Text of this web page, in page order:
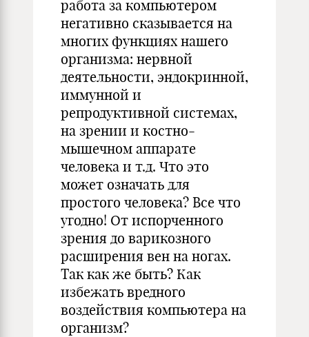
работа за компьютером
негативно сказывается на
многих функциях нашего
организма: нервной
деятельности, эндокринной,
иммунной и
репродуктивной системах,
на зрении и костно-
мышечном аппарате
человека и т.д. Что это
может означать для
простого человека? Все что
угодно! От испорченного
зрения до варикозного
расширения вен на ногах.
Так как же быть? Как
избежать вредного
воздействия компьютера на
организм?